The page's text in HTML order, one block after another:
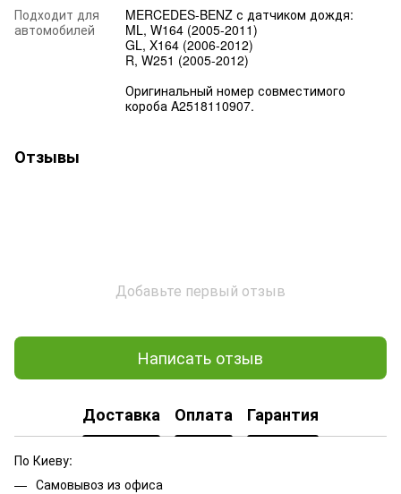
Подходит для
автомобилей
MERCEDES-BENZ с датчиком дождя:
ML, W164 (2005-2011)
GL, X164 (2006-2012)
R, W251 (2005-2012)
Оригинальный номер совместимого
короба A2518110907.
Отзывы
Добавьте первый отзыв
Написать отзыв
Доставка Оплата Гарантия
По Киеву:
Самовывоз из офиса